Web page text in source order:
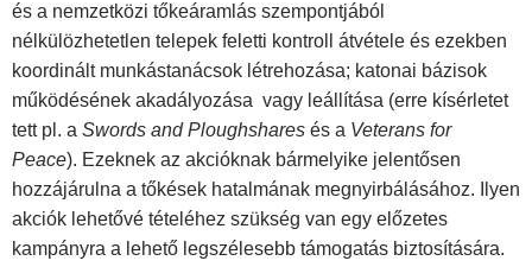
és a nemzetközi tőkeáramlás szempontjából
nélkülözhetetlen telepek feletti kontroll átvétele és ezekben
koordinált munkástanácsok létrehozása; katonai bázisok
működésének akadályozása vagy leállítása (erre kísérletet
tett pl. a Swords and Ploughshares és a Veterans for
Peace). Ezeknek az akcióknak bármelyike jelentősen
hozzájárulna a tőkések hatalmának megnyirbálásához. Ilyen
akciók lehetővé tételéhez szükség van egy előzetes
kampányra a lehető legszélesebb támogatás biztosítására.